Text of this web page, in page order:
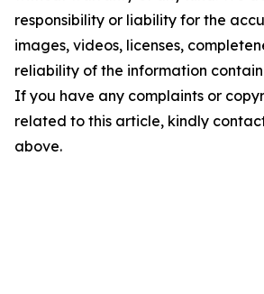
responsibility or liability for the
images, videos, licenses,
reliability of the information
If you have any complaints or
related to this article, kindly
above.